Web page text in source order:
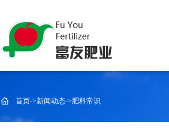
首页->新闻动态->肥料常识